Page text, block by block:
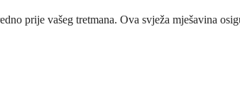
prije vašeg tretmana. Ova svježa mješavina